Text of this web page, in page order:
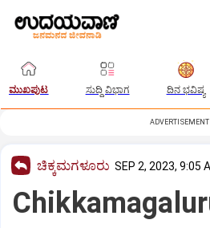
ಮುಖಪುಟ ಸುದ್ದಿ ವಿಭಾಗ ದಿನ ಭವಿಷ್ಯ
ADVERTISEMENT
ಚಿಕ್ಕಮಗಳೂರು SEP 2, 2023, 9:05